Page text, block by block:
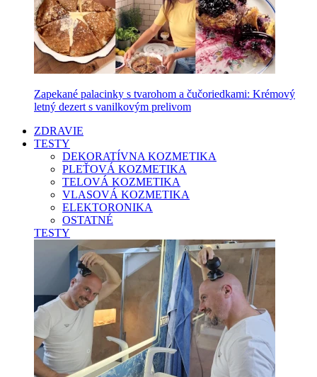
Zapekané palacinky s tvarohom a čučoriedkami: Krémový
letný dezert s vanilkovým prelivom
ZDRAVIE
TESTY
DEKORATÍVNA KOZMETIKA
PLEŤOVÁ KOZMETIKA
TELOVÁ KOZMETIKA
VLASOVÁ KOZMETIKA
ELEKTORONIKA
OSTATNÉ
TESTY